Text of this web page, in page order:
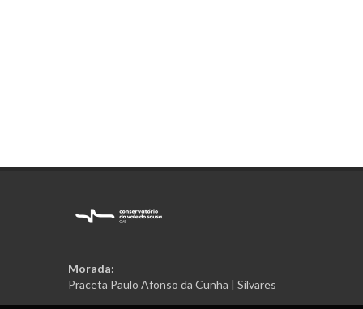
Morada:
Praceta Paulo Afonso da Cunha | Silvares